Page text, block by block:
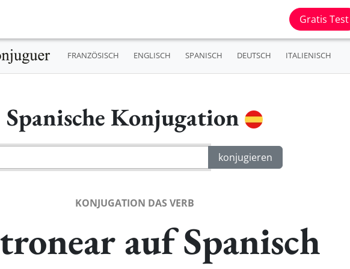
Gratis Test
FRANZÖSISCH ENGLISCH SPANISCH DEUTSCH ITALIENISCH
Spanische Konjugation
KONJUGATION DAS VERB
auf Spanisch